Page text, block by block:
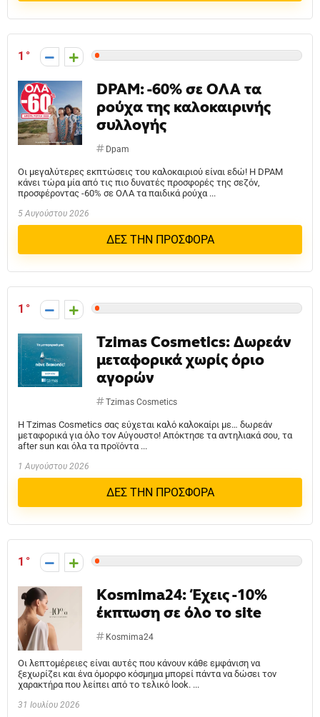
1
DPAM: -60% σε ΟΛΑ τα
ρούχα της καλοκαιρινής
συλλογής
Dpam
Οι μεγαλύτερες εκπτώσεις του καλοκαιριού είναι εδώ! Η DPAM
κάνει τώρα μία από τις πιο δυνατές προσφορές της σεζόν,
προσφέροντας -60% σε ΟΛΑ τα παιδικά ρούχα ...
5 Αυγούστου 2026
ΔΕΣ ΤΗΝ ΠΡΟΣΦΟΡΑ
1
Tzimas Cosmetics: Δωρεάν
μεταφορικά χωρίς όριο
αγορών
Tzimas Cosmetics
H Tzimas Cosmetics σας εύχεται καλό καλοκαίρι με… δωρεάν
μεταφορικά για όλο τον Αύγουστο! Απόκτησε τα αντηλιακά σου, τα
after sun και όλα τα προϊόντα ...
1 Αυγούστου 2026
ΔΕΣ ΤΗΝ ΠΡΟΣΦΟΡΑ
1
Kosmima24: Έχεις -10%
έκπτωση σε όλο το site
Kosmima24
Οι λεπτομέρειες είναι αυτές που κάνουν κάθε εμφάνιση να
ξεχωρίζει και ένα όμορφο κόσμημα μπορεί πάντα να δώσει τον
χαρακτήρα που λείπει από το τελικό look. ...
31 Ιουλίου 2026